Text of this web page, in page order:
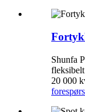
Shunfa
20 000